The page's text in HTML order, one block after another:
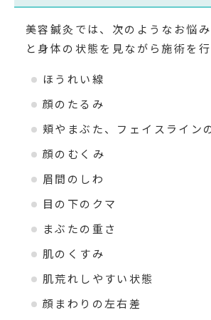
美容鍼灸では、次のようなお悩
と身体の状態を見ながら施術を行
ほうれい線
顔のたるみ
頬やまぶた、フェイスライン
顔のむくみ
眉間のしわ
目の下のクマ
まぶたの重さ
肌のくすみ
肌荒れしやすい状態
顔まわりの左右差